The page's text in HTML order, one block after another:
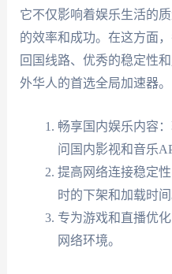
它不仅影响着娱乐生活的
的效率和成功。在这方面
回国线路、优秀的稳定性
外华人的首选全局加速器。
畅享国内娱乐内容
问国内影视和音乐
提高网络连接稳定
时的下架和加载时间
专为游戏和直播优
网络环境。